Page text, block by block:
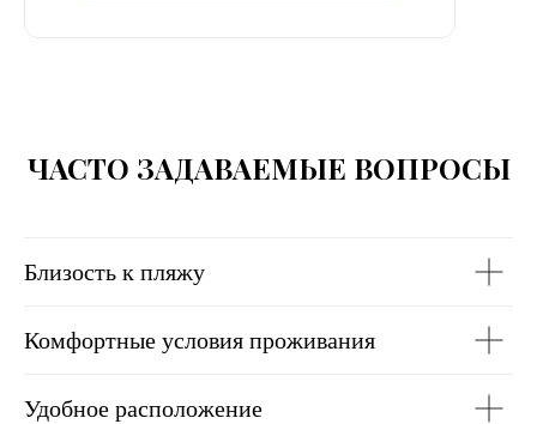
ЧАСТО ЗАДАВАЕМЫЕ ВОПРОСЫ
Близость к пляжу
Комфортные условия проживания
Удобное расположение